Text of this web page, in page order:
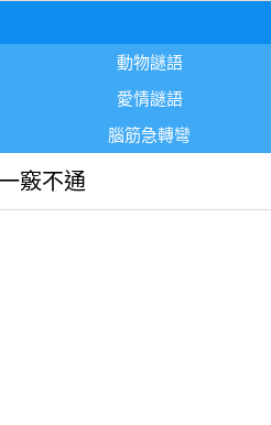
動物謎語
愛情謎語
腦筋急轉彎
竅不通